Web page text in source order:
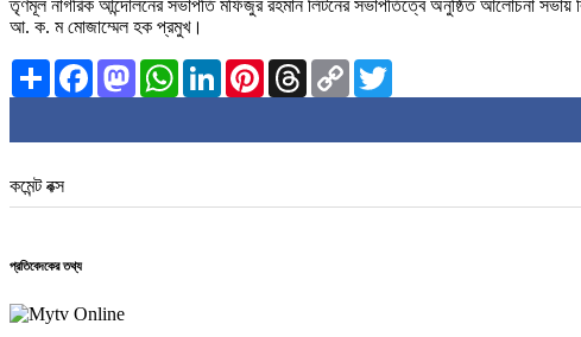
তৃণমূল নাগরিক আন্দোলনের সভাপতি মফিজুর রহমান লিটনের সভাপতিত্বে অনুষ্ঠিত আলোচনা সভায়
আ. ক. ম মোজাম্মেল হক প্রমুখ।
Share FacebookMastodonWhatsAppLinkedInPinterestThreadsCopy
Link
কমেন্ট বক্স
প্রতিবেদকের তথ্য